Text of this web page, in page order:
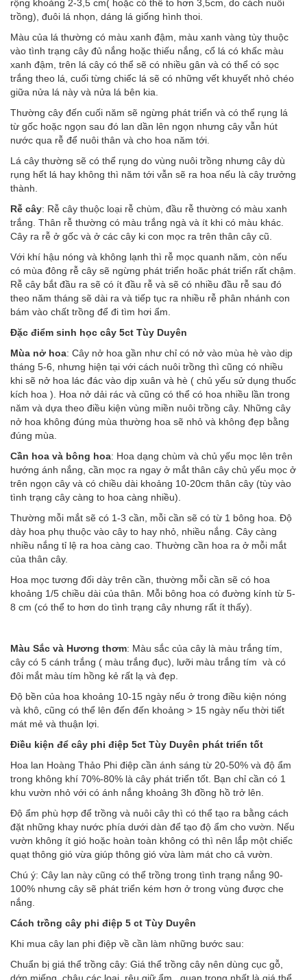
rộng khoảng 2-3,5 cm( hoặc có thể to hơn 3,5cm, do cách nuôi
trồng), đuôi lá nhọn, dáng lá giống hình thoi.
Màu của lá thường có màu xanh đậm, màu xanh vàng tùy thuộc
vào tình trạng cây đủ nắng hoặc thiếu nắng, cổ lá có khấc màu
xanh đậm, trên lá cây có thể sẽ có nhiều gân và có thể có sọc
trắng theo lá, cuối từng chiếc lá sẽ có những vết khuyết nhỏ chéo
giữa nửa lá này và nửa lá bên kia.
Thường cây đến cuối năm sẽ ngừng phát triển và có thể rụng lá
từ gốc hoặc ngọn sau đó lan dần lên ngọn nhưng cây vẫn hút
nước qua rễ để nuôi thân và cho hoa năm tới.
Lá cây thường sẽ có thể rụng do vùng nuôi trồng nhưng cây dù
rụng hết lá hay không thì năm tới vẫn sẽ ra hoa nếu là cây trưởng
thành.
Rễ cây: Rễ cây thuộc loại rễ chùm, đầu rễ thường có màu xanh
trắng. Thân rễ thường có màu trắng ngà và ít khi có màu khác.
Cây ra rễ ở gốc và ở các cây ki con mọc ra trên thân cây cũ.
Với khí hậu nóng và không lạnh thì rễ mọc quanh năm, còn nếu
có mùa đông rễ cây sẽ ngừng phát triển hoăc phát triển rất chậm.
Rễ cây bắt đầu ra sẽ có ít đầu rễ và sẽ có nhiều đầu rễ sau đó
theo năm tháng sẽ dài ra và tiếp tục ra nhiều rễ phân nhánh con
bám vào chất trồng để đi tìm hơi ẩm.
Đặc điểm sinh học cây 5ct Tùy Duyên
Mùa nở hoa: Cây nở hoa gần như chỉ có nở vào mùa hè vào dịp
tháng 5-6, nhưng hiện tại với cách nuôi trồng thì cũng có nhiều
khi sẽ nở hoa lác đác vào dịp xuân và hè ( chủ yếu sử dụng thuốc
kích hoa ). Hoa nở dải rác và cũng có thể có hoa nhiều lần trong
năm và dựa theo điều kiện vùng miền nuôi trồng cây. Những cây
nở hoa không đúng mùa thường hoa sẽ nhỏ và không đẹp bằng
đúng mùa.
Cần hoa và bông hoa: Hoa dạng chùm và chủ yếu mọc lên trên
hướng ánh nắng, cần mọc ra ngay ở mắt thân cây chủ yếu mọc ở
trên ngọn cây và có chiều dài khoảng 10-20cm thân cây (tùy vào
tình trạng cây càng to hoa càng nhiều).
Thường mỗi mắt sẽ có 1-3 cần, mỗi cần sẽ có từ 1 bông hoa. Độ
dày hoa phụ thuộc vào cây to hay nhỏ, nhiều nắng. Cây càng
nhiều nắng tỉ lệ ra hoa càng cao. Thường cần hoa ra ở mỗi mắt
của thân cây.
Hoa mọc tương đối dày trên cần, thường mỗi cần sẽ có hoa
khoảng 1/5 chiều dài của thân. Mỗi bông hoa có đường kính từ 5-
8 cm (có thể to hơn do tình trạng cây nhưng rất ít thấy).
Màu Sắc và Hương thơm: Màu sắc của cây là màu trắng tím,
cây có 5 cánh trắng ( màu trắng đục), lưỡi màu trắng tím và có
đôi mắt màu tím hồng kẻ rất lạ và đẹp.
Độ bền của hoa khoảng 10-15 ngày nếu ở trong điều kiện nóng
và khô, cũng có thể lên đến đến khoảng > 15 ngày nếu thời tiết
mát mẻ và thuận lợi.
Điều kiện để cây phi điệp 5ct Tùy Duyên phát triển tốt
Hoa lan Hoàng Thảo Phi điệp cần ánh sáng từ 20-50% và độ ẩm
trong không khí 70%-80% là cây phát triển tốt. Bạn chỉ cần có 1
khu vườn nhỏ với có ánh nắng khoảng 3h đồng hồ trở lên.
Độ ẩm phù hợp để trồng và nuôi cây thì có thể tạo ra bằng cách
đặt những khay nước phía dưới dàn để tạo độ ẩm cho vườn. Nếu
vườn không ít gió hoặc hoàn toàn không có thì nên lắp một chiếc
quạt thông gió vừa giúp thông gió vừa làm mát cho cả vườn.
Chú ý: Cây lan này cũng có thể trồng trong tình trạng nắng 90-
100% nhưng cây sẽ phát triển kém hơn ở trong vùng được che
nắng.
Cách trồng cây phi điệp 5 ct Tùy Duyên
Khi mua cây lan phi điệp về cần làm những bước sau:
Chuẩn bị giá thể trồng cây: Giá thể trồng cây nên dùng cục gỗ,